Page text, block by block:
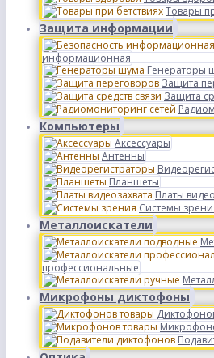
Товары
Защита информации
информационная
Генераторы
Защита
Защита
Компьютеры
Аксессуары
Антенны
Планшеты
Платы
Системы
Металлоискатели
профессиональные
Микрофоны диктофоны